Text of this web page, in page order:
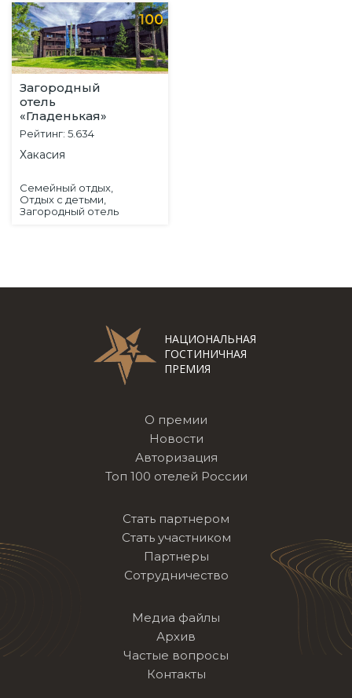
100
Загородный
отель
«Гладенькая»
Рейтинг: 5.634
Хакасия
Семейный отдых,
Отдых с детьми,
Загородный отель
НАЦИОНАЛЬНАЯ
ГОСТИНИЧНАЯ
ПРЕМИЯ
О премии
Новости
Авторизация
Топ 100 отелей России
Стать партнером
Стать участником
Партнеры
Сотрудничество
Медиа файлы
Архив
Частые вопросы
Контакты